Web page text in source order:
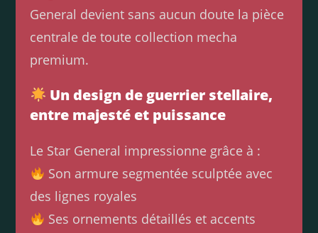
General devient sans aucun doute la pièce
centrale de toute collection mecha
premium.
Un design de guerrier stellaire,
entre majesté et puissance
Le Star General impressionne grâce à :
Son armure segmentée sculptée avec
des lignes royales
Ses ornements détaillés et accents